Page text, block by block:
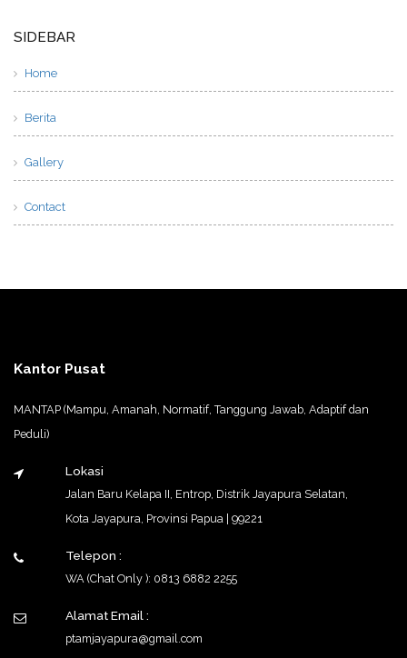
SIDEBAR
Home
Berita
Gallery
Contact
Kantor Pusat
MANTAP (Mampu, Amanah, Normatif, Tanggung Jawab, Adaptif dan
Peduli)
Lokasi
Jalan Baru Kelapa II, Entrop, Distrik Jayapura Selatan,
Kota Jayapura, Provinsi Papua | 99221
Telepon :
WA (Chat Only ): 0813 6882 2255
Alamat Email :
ptamjayapura@gmail.com